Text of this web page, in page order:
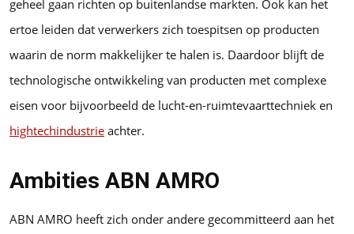
geheel gaan richten op buitenlandse markten. Ook kan het
ertoe leiden dat verwerkers zich toespitsen op producten
waarin de norm makkelijker te halen is. Daardoor blijft de
technologische ontwikkeling van producten met complexe
eisen voor bijvoorbeeld de lucht-en-ruimtevaarttechniek en
hightechindustrie achter.
Ambities ABN AMRO
ABN AMRO heeft zich onder andere gecommitteerd aan het